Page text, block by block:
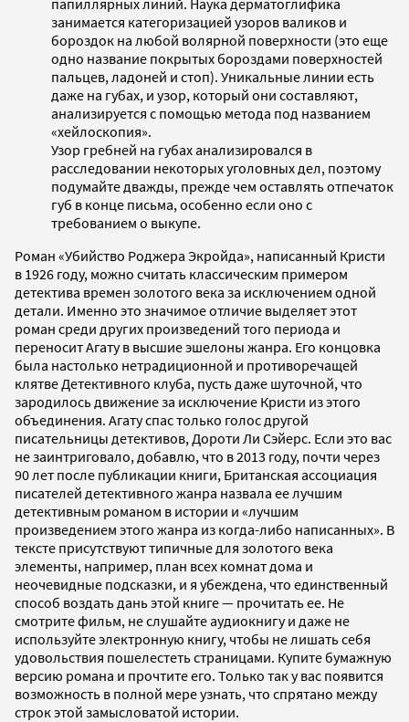
занимается категоризацией узоров валиков и
бороздок на любой волярной поверхности (это еще
одно название покрытых бороздами поверхностей
пальцев, ладоней и стоп). Уникальные линии есть
даже на губах, и узор, который они составляют,
анализируется с помощью метода под названием
«хейлоскопия».
Узор гребней на губах анализировался в
расследовании некоторых уголовных дел, поэтому
подумайте дважды, прежде чем оставлять отпечаток
губ в конце письма, особенно если оно с
требованием о выкупе.
Роман «Убийство Роджера Экройда», написанный Кристи
в 1926 году, можно считать классическим примером
детектива времен золотого века за исключением одной
детали. Именно это значимое отличие выделяет этот
роман среди других произведений того периода и
переносит Агату в высшие эшелоны жанра. Его концовка
была настолько нетрадиционной и противоречащей
клятве Детективного клуба, пусть даже шуточной, что
зародилось движение за исключение Кристи из этого
объединения. Агату спас только голос другой
писательницы детективов, Дороти Ли Сэйерс. Если это вас
не заинтриговало, добавлю, что в 2013 году, почти через
90 лет после публикации книги, Британская ассоциация
писателей детективного жанра назвала ее лучшим
детективным романом в истории и «лучшим
произведением этого жанра из когда-либо написанных». В
тексте присутствуют типичные для золотого века
элементы, например, план всех комнат дома и
неочевидные подсказки, и я убеждена, что единственный
способ воздать дань этой книге — прочитать ее. Не
смотрите фильм, не слушайте аудиокнигу и даже не
используйте электронную книгу, чтобы не лишать себя
удовольствия пошелестеть страницами. Купите бумажную
версию романа и прочтите его. Только так у вас появится
возможность в полной мере узнать, что спрятано между
строк этой замысловатой истории.